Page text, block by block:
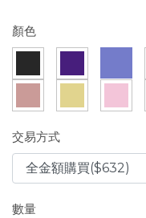
顏色
交易方式
數量